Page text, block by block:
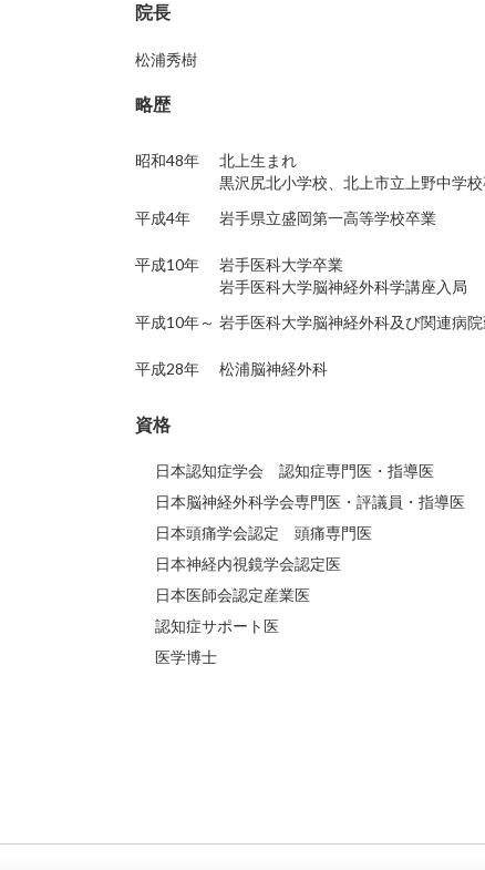
院長
松浦秀樹
略歴
昭和48年
北上生まれ
黒沢尻北小学校、北上市立上野中学
平成4年
岩手県立盛岡第一高等学校卒業
平成10年
岩手医科大学卒業
岩手医科大学脳神経外科学講座入局
平成10年～ 岩手医科大学脳神経外科及び関連病
平成28年 松浦脳神経外科
資格
日本認知症学会 認知症専門医・指導医
日本脳神経外科学会専門医・評議員・指導医
日本頭痛学会認定 頭痛専門医
日本神経内視鏡学会認定医
日本医師会認定産業医
認知症サポート医
医学博士